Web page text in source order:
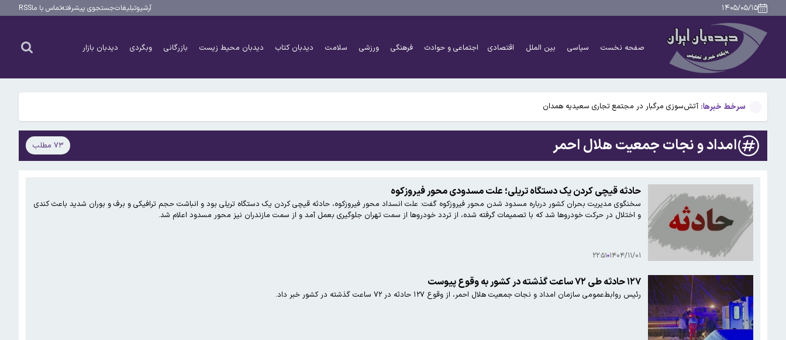
۱۴۰۵/۰۵/۱۵ آرشیوتبلیغاتجستجوی پیشرفتهتماس با ماRSS
صفحه نخست سیاسی بین الملل اقتصادی اجتماعی و حوادث فرهنگی ورزشی سلامت دیدبان کتاب دیدبان محیط زیست بازرگانی وبگردی دیدبان بازار
سرخط خبرها:
بوگاتی سفارشی با نام «دِستِریِر» معرفی شد / W۱۶ هنوز نفس می‌کشد /عکس و فیلم
یافته جدید: سرعت گرمایش جهانی در یک دهه گذشته تقریباً دو برابر شده است
جزئیات جدید افزایش سنوات بازنشستگی/ چه کسانی باید بیشتر کار کنند و چه افرادی معاف هستند؟
آتش‌سوزی مرگبار در مجتمع تجاری سعیدیه همدان
دانشمندان راز آبشار خونین جنوبگان را کشف کردند
یافته جدید: سرعت گرمایش جهانی در یک دهه گذشته تقریباً دو برابر شده است
جزئیات جدید افزایش سنوات بازنشستگی/ چه کسانی باید بیشتر کار کنند و چه افرادی معاف هستند؟
امداد و نجات جمعیت هلال احمر ۷۳ مطلب
حادثه قیچی کردن یک دستگاه تریلی؛ علت مسدودی محور فیروزکوه
سخنگوی مدیریت بحران کشور درباره مسدود شدن محور فیروزکوه گفت: علت انسداد محور فیروزکوه، حادثه قیچی کردن یک دستگاه تریلی بود و انباشت حجم ترافیکی و برف و بوران شدید باعث کندی
و اختلال در حرکت خودروها شد که با تصمیمات گرفته شده، از تردد خودروها از سمت تهران جلوگیری بعمل آمد و از سمت مازندران نیز محور مسدود اعلام شد.
۱۴۰۴/۱۱/۰۱ ۲۲:۵۱
۱۲۷ حادثه طی ۷۲ ساعت گذشته در کشور به وقوع پیوست
رئیس روابط‌عمومی سازمان امداد و نجات جمعیت هلال احمر، از وقوع ۱۲۷ حادثه در ۷۲ ساعت گذشته در کشور خبر داد.